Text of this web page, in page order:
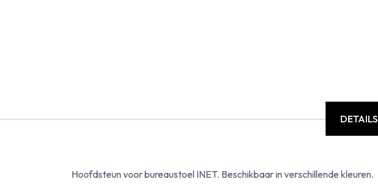
DETAILS
Hoofdsteun voor bureaustoel INET. Beschikbaar in verschillende kleuren.